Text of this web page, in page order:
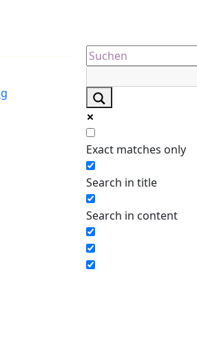
Exact matches only
Search in title
Search in content